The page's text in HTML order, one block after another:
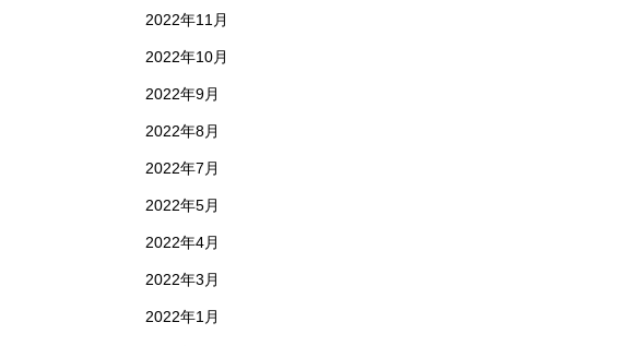
2022年11月
2022年10月
2022年9月
2022年8月
2022年7月
2022年5月
2022年4月
2022年3月
2022年1月